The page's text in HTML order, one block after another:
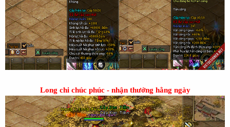
Long chi chúc phúc - nhận thưởng hằng ngày